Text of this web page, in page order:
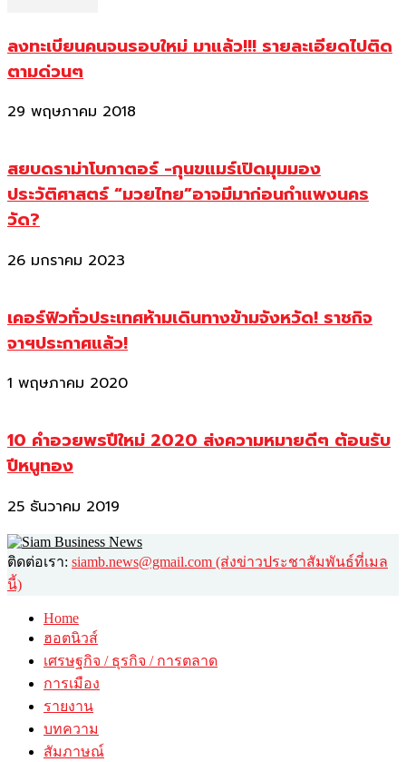
ลงทะเบียนคนจนรอบใหม่ มาแล้ว!!! รายละเอียดไปติด
ตามด่วนๆ
29 พฤษภาคม 2018
สยบดราม่าโบกาตอร์ -กุนขแมร์เปิดมุมมอง
ประวัติศาสตร์ “มวยไทย”อาจมีมาก่อนกำแพงนคร
วัด?
26 มกราคม 2023
เคอร์ฟิวทั่วประเทศห้ามเดินทางข้ามจังหวัด! ราชกิจ
จาฯประกาศแล้ว!
1 พฤษภาคม 2020
10 คำอวยพรปีใหม่ 2020 ส่งความหมายดีๆ ต้อนรับ
ปีหนูทอง
25 ธันวาคม 2019
ติดต่อเรา: siamb.news@gmail.com (ส่งข่าวประชาสัมพันธ์ที่เมล
นี้)
Home
ฮอตนิวส์
เศรษฐกิจ / ธุรกิจ / การตลาด
การเมือง
รายงาน
บทความ
สัมภาษณ์